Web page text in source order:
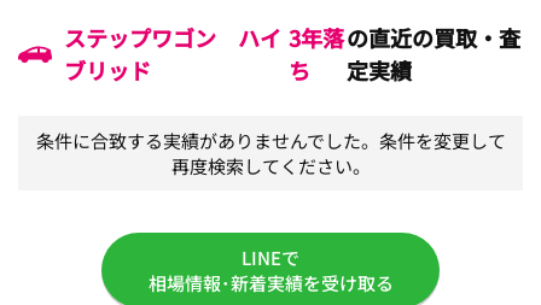
ステップワゴン ハイ
ブリッド
3年落
ち
の直近の買取・査
定実績
条件に合致する実績がありませんでした。条件を変更して
再度検索してください。
LINEで
相場情報･新着実績を受け取る